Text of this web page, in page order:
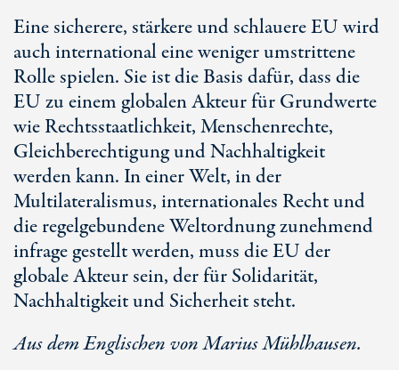
Eine sicherere, stärkere und schlauere EU wird
auch international eine weniger umstrittene
Rolle spielen. Sie ist die Basis dafür, dass die
EU zu einem globalen Akteur für Grundwerte
wie Rechtsstaatlichkeit, Menschenrechte,
Gleichberechtigung und Nachhaltigkeit
werden kann. In einer Welt, in der
Multilateralismus, internationales Recht und
die regelgebundene Weltordnung zunehmend
infrage gestellt werden, muss die EU der
globale Akteur sein, der für Solidarität,
Nachhaltigkeit und Sicherheit steht.
Aus dem Englischen von Marius Mühlhausen.